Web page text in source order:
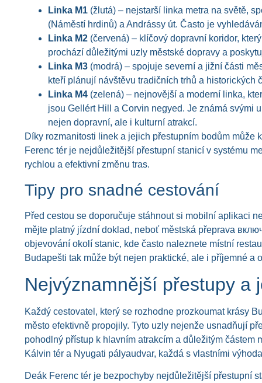
Linka M1 (žlutá) – nejstarší linka metra na světě,
(Náměstí hrdinů) a Andrássy út. Často je
Linka M2 (červená) – klíčový dopravní koridor,
prochází důležitými uzly městské dopravy a
Linka M3 (modrá) – spojuje severní a jižní části
kteří plánují návštěvu tradičních trhů a historických
Linka M4 (zelená) – nejnovější a moderní linka,
jsou Gellért Hill a Corvin negyed. Je známá svými
nejen dopravní, ale i kulturní atrakcí.
Díky rozmanitosti linek a jejich přestupním bodům
Ferenc tér je nejdůležitější přestupní stanicí v systému
rychlou a efektivní změnu tras.
Tipy pro snadné cestování
Před cestou se doporučuje stáhnout si mobilní aplikaci
mějte platný jízdní doklad, neboť městská přeprava
objevování okolí stanic, kde často naleznete místní
Budapešti tak může být nejen praktické, ale i příjemné a
Nejvýznamnější přestupy a
Každý cestovatel, který se rozhodne prozkoumat krásy
město efektivně propojily. Tyto uzly nejenže usnadňují
pohodlný přístup k hlavním atrakcím a důležitým částem
Kálvin tér a Nyugati pályaudvar, každá s vlastními
Deák Ferenc tér je bezpochyby nejdůležitější přestupní